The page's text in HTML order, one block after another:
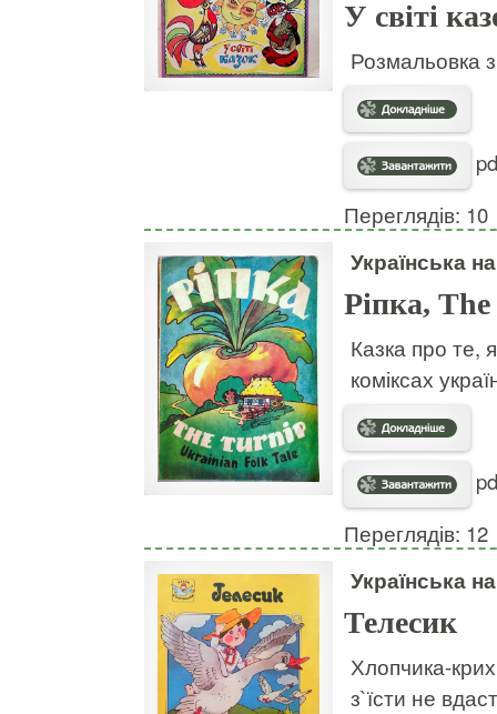
У світі
Розмальовка
Переглядів: 10
Українська
Ріпка,
Казка про те,
коміксах
Переглядів: 12
Українська
Телесик
Хлопчика-
з`їсти не